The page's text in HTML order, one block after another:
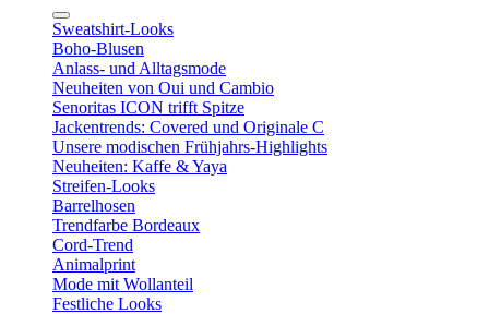
Sweatshirt-Looks
Boho-Blusen
Anlass- und Alltagsmode
Neuheiten von Oui und Cambio
Senoritas ICON trifft Spitze
Jackentrends: Covered und Originale C
Unsere modischen Frühjahrs-Highlights
Neuheiten: Kaffe & Yaya
Streifen-Looks
Barrelhosen
Trendfarbe Bordeaux
Cord-Trend
Animalprint
Mode mit Wollanteil
Festliche Looks